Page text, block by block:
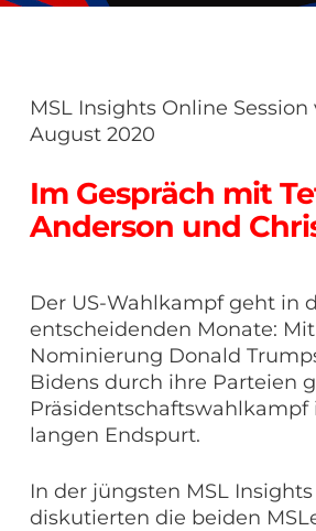
MSL Insights Online Session
August 2020
Im Gespräch mit
Anderson und
Der US-Wahlkampf geht in
entscheidenden Monate:
Nominierung Donald
Bidens durch ihre Parteien
Präsidentschaftswahlkampf
langen Endspurt.
In der jüngsten MSL Insights
diskutierten die beiden